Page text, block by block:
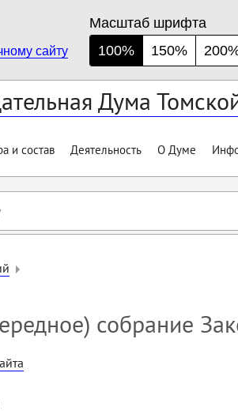
сайту
Масштаб шрифта
100%
150%
Дума
и состав Деятельность О Думе
собрание